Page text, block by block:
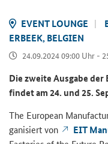
EVENT LOUNGE
ER­BEEK, BEL­GI­EN
24.09.2024 09:00 Uhr -
Die zwei­te Aus­ga­be der
fin­det am 24. und 25.
The European
ga­ni­siert von
EIT